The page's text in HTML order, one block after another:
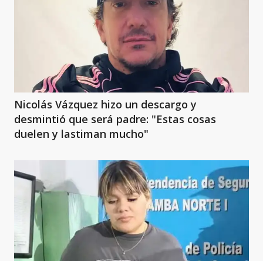
Nicolás Vázquez hizo un descargo y
desmintió que será padre: "Estas cosas
duelen y lastiman mucho"